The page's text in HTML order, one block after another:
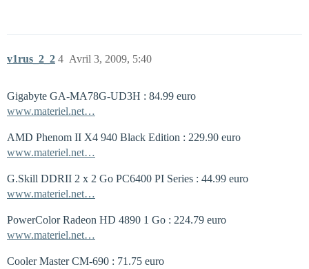
v1rus_2_2 Avril 3, 2009, 5:40
4
Gigabyte GA-MA78G-UD3H : 84.99 euro
www.materiel.net…
AMD Phenom II X4 940 Black Edition : 229.90 euro
www.materiel.net…
G.Skill DDRII 2 x 2 Go PC6400 PI Series : 44.99 euro
www.materiel.net…
PowerColor Radeon HD 4890 1 Go : 224.79 euro
www.materiel.net…
Cooler Master CM-690 : 71.75 euro